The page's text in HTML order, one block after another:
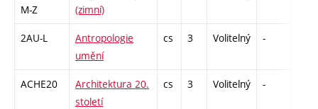
M-Z
(zimní)
2AU-L
Antropologie
umění
cs 3 Volitelný -
ACHE20
Architektura 20.
století
cs 3 Volitelný -